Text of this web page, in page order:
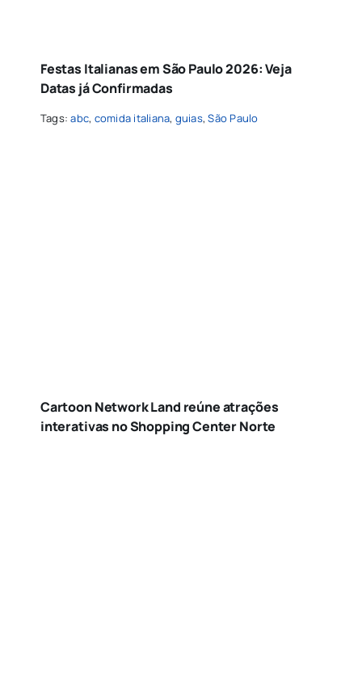
Festas Italianas em São Paulo 2026: Veja
Datas já Confirmadas
Tags:abc, comida italiana, guias,São Paulo
Cartoon Network Land reúne atrações
interativas no Shopping Center Norte